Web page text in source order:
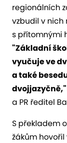
regionálních
vzbudil v nich
s přítomnými
"Základní
vyučuje ve
a také
dvojjazyčně,"
a PR ředitel
S překladem
žákům